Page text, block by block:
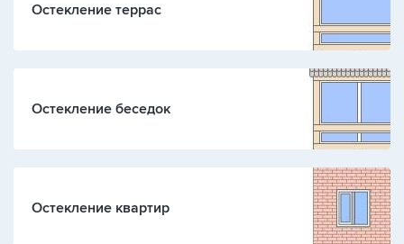
Остекление террас
Остекление беседок
Остекление квартир